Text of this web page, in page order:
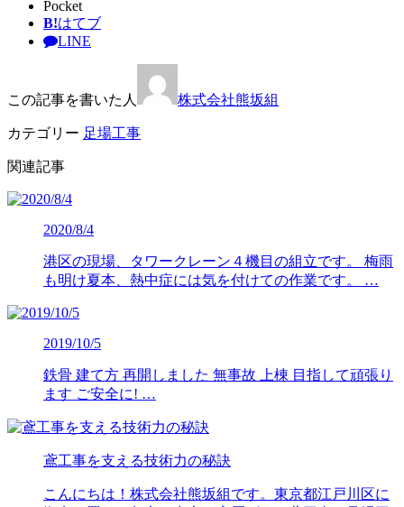
Pocket
B!はてブ
LINE
この記事を書いた人 株式会社熊坂組
カテゴリー 足場工事
関連記事
2020/8/4
港区の現場、タワークレーン４機目の組立です。 梅雨
も明け夏本、熱中症には気を付けての作業です。 …
2019/10/5
鉄骨 建て方 再開しました 無事故 上棟 目指して頑張り
ます ご安全に! …
鳶工事を支える技術力の秘訣
こんにちは！株式会社熊坂組です。東京都江戸川区に